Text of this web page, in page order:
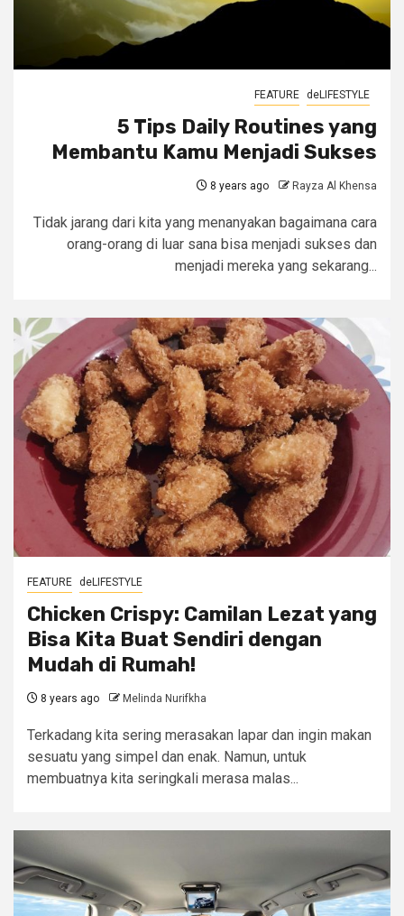
FEATURE deLIFESTYLE
5 Tips Daily Routines yang
Membantu Kamu Menjadi Sukses
8 years ago Rayza Al Khensa
Tidak jarang dari kita yang menanyakan bagaimana cara
orang-orang di luar sana bisa menjadi sukses dan
menjadi mereka yang sekarang...
FEATURE deLIFESTYLE
Chicken Crispy: Camilan Lezat yang
Bisa Kita Buat Sendiri dengan
Mudah di Rumah!
8 years ago Melinda Nurifkha
Terkadang kita sering merasakan lapar dan ingin makan
sesuatu yang simpel dan enak. Namun, untuk
membuatnya kita seringkali merasa malas...